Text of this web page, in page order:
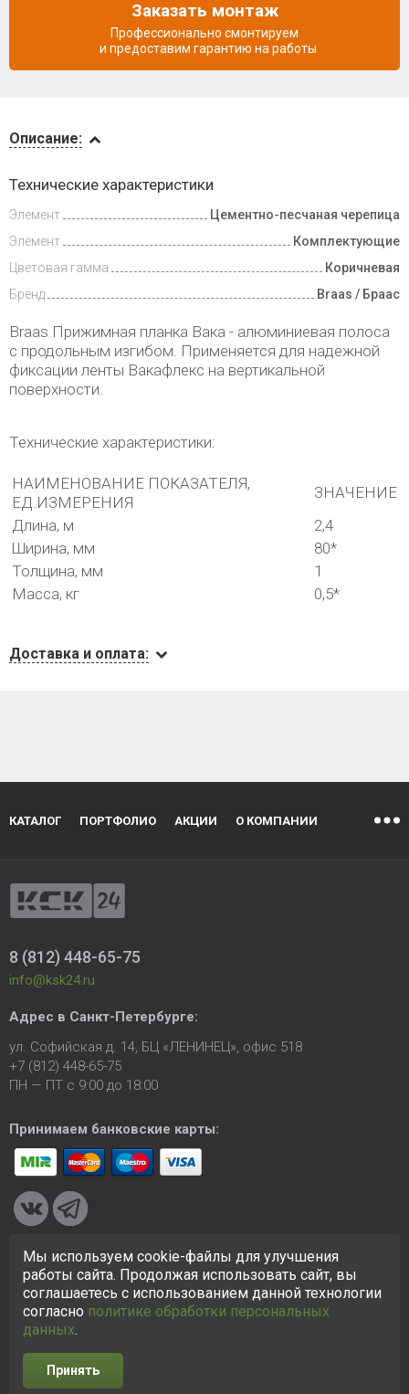
и оплата
Описание:
Технические характеристики
Элемент
Цементно-песчаная черепица
Элемент
Комплектующие
Цветовая гамма
Коричневая
Бренд
Braas / Браас
Braas Прижимная планка Вака - алюминиевая полоса
с продольным изгибом. Применяется для надежной
фиксации ленты Вакафлекс на вертикальной
поверхности.
Технические характеристики:
НАИМЕНОВАНИЕ ПОКАЗАТЕЛЯ,
ЕД.ИЗМЕРЕНИЯ
ЗНАЧЕНИЕ
Длина, м
2,4
Ширина, мм
80*
Толщина, мм
1
Масса, кг
0,5*
Доставка и оплата:
Заказать монтаж
Профессионально смонтируем
и предоставим гарантию на работы
КАТАЛОГ ПОРТФОЛИО АКЦИИ О КОМПАНИИ
8 (812) 448-65-75
info@ksk24.ru
Адрес в Санкт-Петербурге:
ул. Софийская д. 14, БЦ «ЛЕНИНЕЦ», офис 518
+7 (812) 448-65-75
ПН — ПТ с 9:00 до 18:00
Принимаем банковские карты:
© 2005-2026 ООО «КСК». Сайтhttps://ksk24.ruсоздан
исключительно в информационных целях и любая информация
на сайте не является публичной офертой.Политика в
отношении персональных данных
Разработка сайта
Мы используем cookie-файлы для улучшения
работы сайта. Продолжая использовать сайт, вы
соглашаетесь с использованием данной технологии
согласно политике обработки персональных
данных.
Принять